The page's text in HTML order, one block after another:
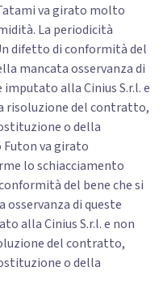
va girato molto
La periodicità
difetto di conformità del
mancata osservanza di
alla Cinius S.r.l. e
risoluzione del contratto,
o della
Futon va girato
lo schiacciamento
del bene che si
osservanza di queste
alla Cinius S.r.l. e non
del contratto,
o della